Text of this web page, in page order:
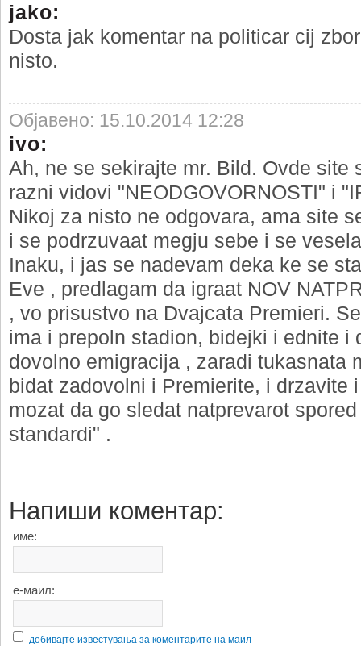
jako:
Dosta jak komentar na politicar cij
nisto.
Објавено: 15.10.2014 12:28
ivo:
Ah, ne se sekirajte mr. Bild. Ovde site
razni vidovi "NEODGOVORNOSTI" i
Nikoj za nisto ne odgovara, ama site
i se podrzuvaat megju sebe i se
Inaku, i jas se nadevam deka ke se
Eve , predlagam da igraat NOV
, vo prisustvo na Dvajcata Premieri.
ima i prepoln stadion, bidejki i ednite i
dovolno emigracija , zaradi tukasnata
bidat zadovolni i Premierite, i drzavite
mozat da go sledat natprevarot
standardi" .
Напиши коментар:
име:
е-маил:
добивајте известувања за коментарите на маил